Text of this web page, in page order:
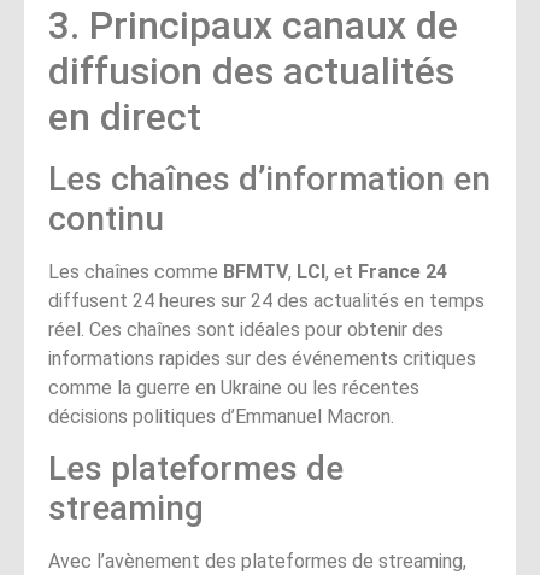
3. Principaux canaux de
diffusion des actualités
en direct
Les chaînes d’information en
continu
Les chaînes comme BFMTV, LCI, et France 24
diffusent 24 heures sur 24 des actualités en temps
réel. Ces chaînes sont idéales pour obtenir des
informations rapides sur des événements critiques
comme la guerre en Ukraine ou les récentes
décisions politiques d’Emmanuel Macron.
Les plateformes de
streaming
Avec l’avènement des plateformes de streaming,